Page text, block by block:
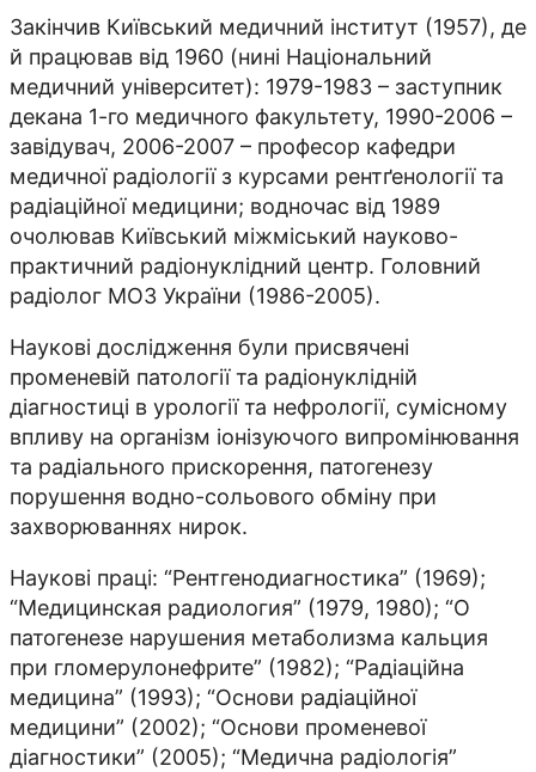
Закінчив Київський медичний інститут (1957), де
й працював від 1960 (нині Національний
медичний університет): 1979-1983 – заступник
декана 1-го медичного факультету, 1990-2006 –
завідувач, 2006-2007 – професор кафедри
медичної радіології з курсами рентґенології та
радіаційної медицини; водночас від 1989
очолював Київський міжміський науково-
практичний радіонуклідний центр. Головний
радіолог МОЗ України (1986-2005).
Наукові дослідження були присвячені
променевій патології та ра­­діонуклідній
діагностиці в урології та нефрології, сумісному
впливу на організм іонізуючого випромінювання
та радіального приско­рен­­ня, патогенезу
порушення водно-сольового обміну при
захворюваннях нирок.
Наукові праці: “Рентгенодиагностика” (1969);
“Медицинская радиология” (1979, 1980); “О
патогенезе нарушения метаболизма кальция
при гломерулонефрите” (1982); “Радіаційна
медицина” (1993); “Основи радіаційної
медицини” (2002); “Основи променевої
діагностики” (2005); “Медична радіологія”